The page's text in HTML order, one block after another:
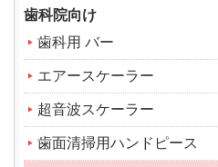
歯科院向け
歯科用 バー
エアースケーラー
超音波スケーラー
歯面清掃用ハンドピース